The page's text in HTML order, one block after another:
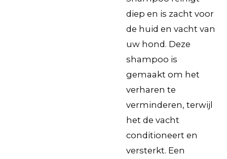
diep en is zacht voor
de huid en vacht van
uw hond. Deze
shampoo is
gemaakt om het
verharen te
verminderen, terwijl
het de vacht
conditioneert en
versterkt. Een